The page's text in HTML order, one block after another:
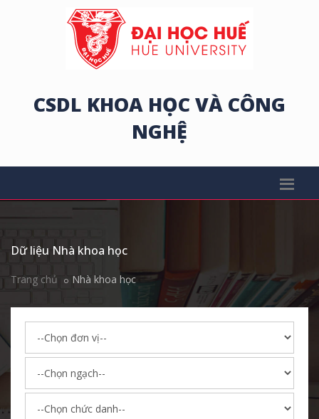
CSDL KHOA HỌC VÀ CÔNG
NGHỆ
Dữ liệu Nhà khoa học
Trang chủ Nhà khoa học